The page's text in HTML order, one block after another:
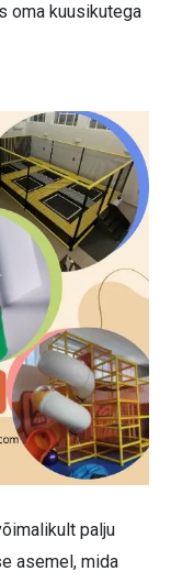
oma kuusikutega
palju
asemel, mida